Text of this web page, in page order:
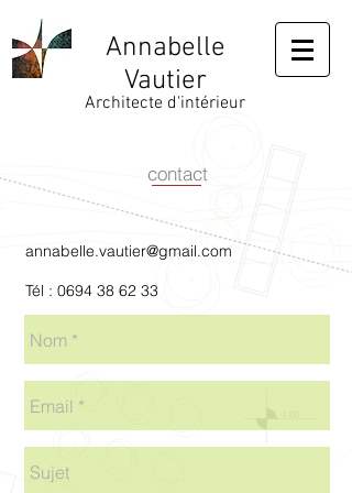
Annabelle
Vautier
Architecte d'intérieur
contact
annabelle.vautier@gmail.com
Tél : 0694 38 62 33